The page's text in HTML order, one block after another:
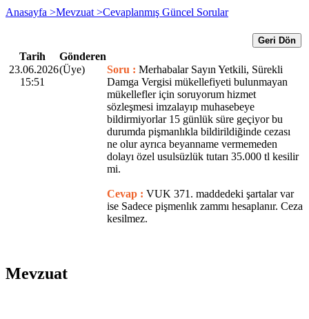
Anasayfa >Mevzuat >Cevaplanmış Güncel Sorular
Geri Dön
Tarih
Gönderen
23.06.2026
15:51
(Üye) Soru : Merhabalar Sayın Yetkili, Sürekli
Damga Vergisi mükellefiyeti bulunmayan
mükellefler için soruyorum hizmet
sözleşmesi imzalayıp muhasebeye
bildirmiyorlar 15 günlük süre geçiyor bu
durumda pişmanlıkla bildirildiğinde cezası
ne olur ayrıca beyanname vermemeden
dolayı özel usulsüzlük tutarı 35.000 tl kesilir
mi.
Cevap : VUK 371. maddedeki şartalar var
ise Sadece pişmenlık zammı hesaplanır. Ceza
kesilmez.
Mevzuat